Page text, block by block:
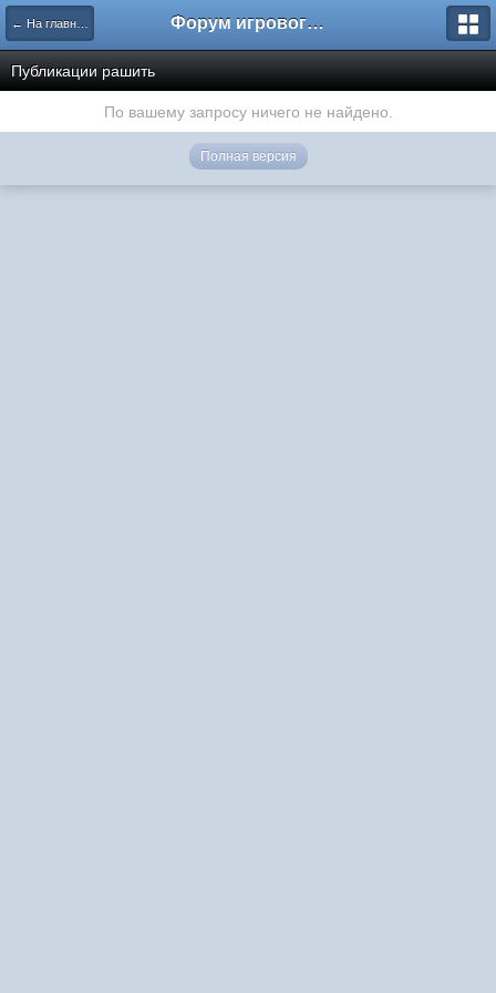
← На главную Форум игрового проекта Riverrise
Публикации рашить
По вашему запросу ничего не найдено.
Полная версия